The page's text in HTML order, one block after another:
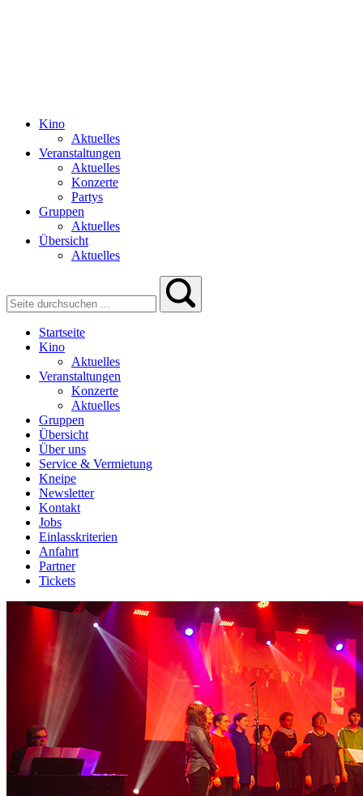
Kino
Aktuelles
Veranstaltungen
Aktuelles
Konzerte
Partys
Gruppen
Aktuelles
Übersicht
Aktuelles
Startseite
Kino
Aktuelles
Veranstaltungen
Konzerte
Aktuelles
Gruppen
Übersicht
Über uns
Service & Vermietung
Kneipe
Newsletter
Kontakt
Jobs
Einlasskriterien
Anfahrt
Partner
Tickets